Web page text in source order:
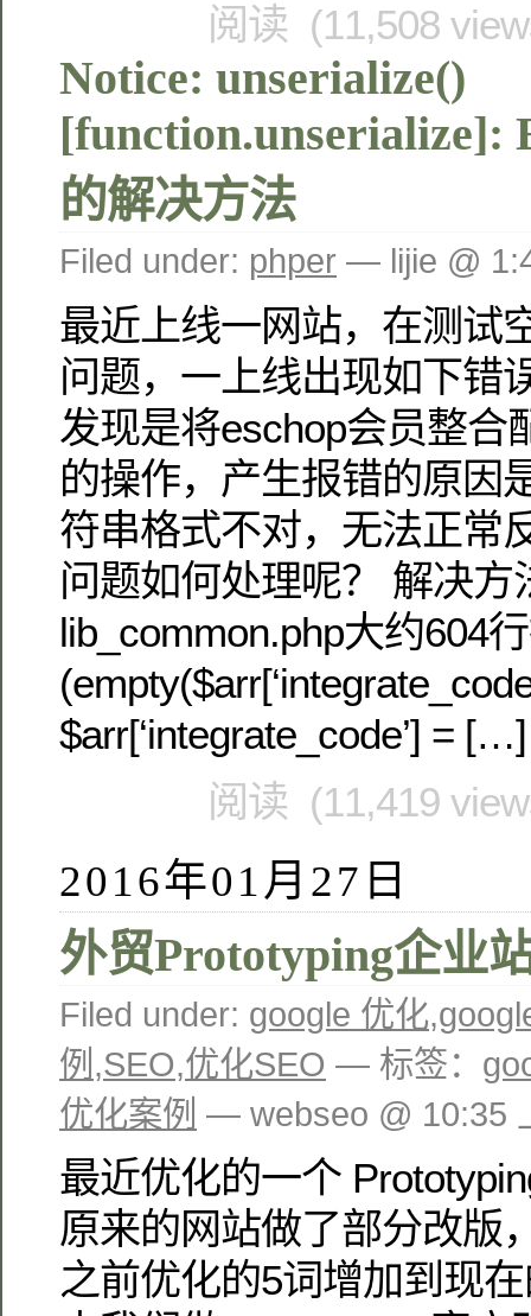
阅读 (11,508
Notice: unserialize()
[function.unserialize]:
的解决方法
Filed under: phper — lijie @
最近上线一网站，在测试
问题，一上线出现如下错
发现是将eschop会员整合
的操作，产生报错的原因
符串格式不对，无法正常
问题如何处理呢？ 解决方
lib_common.php大约604
$arr[‘integrate_code’] = […]
阅读 (11,419
2016年01月27日
外贸Prototyping企业
Filed under: google 优化,
例 ,SEO,优化SEO — 标签：
优化案例 — webseo @ 10:35
最近优化的一个
原来的网站做了部分改版
之前优化的5词增加到现